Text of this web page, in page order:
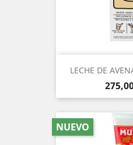
LECHE DE
Precio
NUEVO